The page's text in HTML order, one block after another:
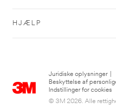
HJÆLP
Juridiske oplysninger
Beskyttelse af
Indstillinger for cookies
© 3M 2026. Alle